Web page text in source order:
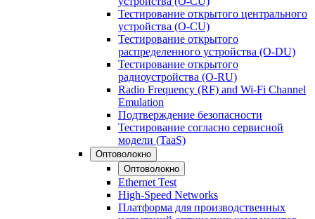
Тестирование открытого центрального
устройства (O-CU)
Тестирование открытого
распределенного устройства (O-DU)
Тестирование открытого
радиоустройства (O-RU)
Radio Frequency (RF) and Wi-Fi Channel
Emulation
Подтверждение безопасности
Тестирование согласно сервисной
модели (TaaS)
Оптоволокно
Оптоволокно
Ethernet Test
High-Speed Networks
Платформа для производственных